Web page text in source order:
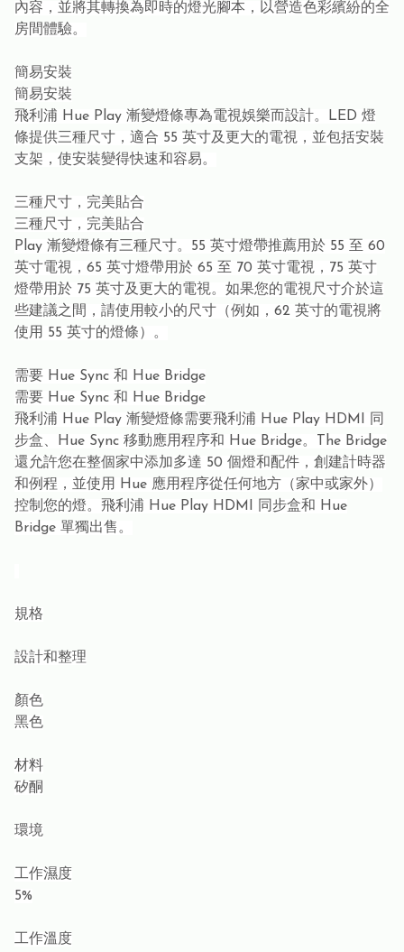
內容，並將其轉換為即時的燈光腳本，以營造色彩繽紛的全
房間體驗。
簡易安裝
簡易安裝
飛利浦 Hue Play 漸變燈條專為電視娛樂而設計。LED 燈
條提供三種尺寸，適合 55 英寸及更大的電視，並包括安裝
支架，使安裝變得快速和容易。
三種尺寸，完美貼合
三種尺寸，完美貼合
Play 漸變燈條有三種尺寸。55 英寸燈帶推薦用於 55 至 60
英寸電視，65 英寸燈帶用於 65 至 70 英寸電視，75 英寸
燈帶用於 75 英寸及更大的電視。如果您的電視尺寸介於這
些建議之間，請使用較小的尺寸（例如，62 英寸的電視將
使用 55 英寸的燈條）。
需要 Hue Sync 和 Hue Bridge
需要 Hue Sync 和 Hue Bridge
飛利浦 Hue Play 漸變燈條需要飛利浦 Hue Play HDMI 同
步盒、Hue Sync 移動應用程序和 Hue Bridge。The Bridge
還允許您在整個家中添加多達 50 個燈和配件，創建計時器
和例程，並使用 Hue 應用程序從任何地方（家中或家外）
控制您的燈。飛利浦 Hue Play HDMI 同步盒和 Hue
Bridge 單獨出售。
規格
設計和整理
顏色
黑色
材料
矽酮
環境
工作濕度
5%
工作溫度